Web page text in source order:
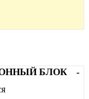
БЛОК
-